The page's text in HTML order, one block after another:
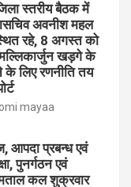
स्तरीय बैठक में
अवनीश महल
रहे, 8 अगस्त को
मल्लिकार्जुन खड़गे के
के लिए रणनीति तय
mayaa
आपदा प्रबन्ध एवं
पुनर्गठन एवं
कल शुक्रवार